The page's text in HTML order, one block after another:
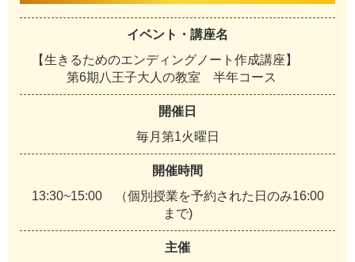
イベント・講座名
【生きるためのエンディングノート作成講座】
第6期八王子大人の教室 半年コース
開催日
毎月第1火曜日
開催時間
13:30~15:00 （個別授業を予約された日のみ16:00
まで)
主催